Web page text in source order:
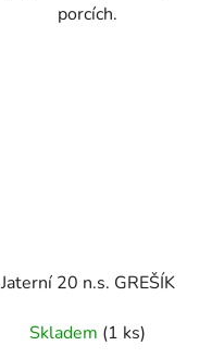
porcích.
Jaterní 20 n.s. GREŠÍK
Skladem (1 ks)